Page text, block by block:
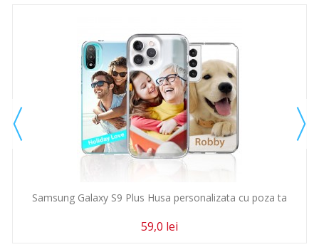
Samsung Galaxy S9 Plus Husa personalizata cu poza ta
59,0 lei